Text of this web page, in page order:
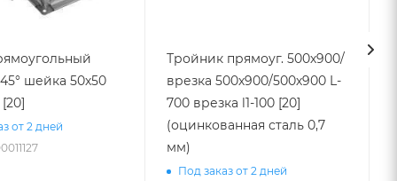
шейка 50х50
от 2 дней
Тройник прямоуг. 500х900/
врезка 500х900/500х900 L-
700 врезка l1-100 [20]
(оцинкованная сталь 0,7
мм)
Под заказ от 2 дней